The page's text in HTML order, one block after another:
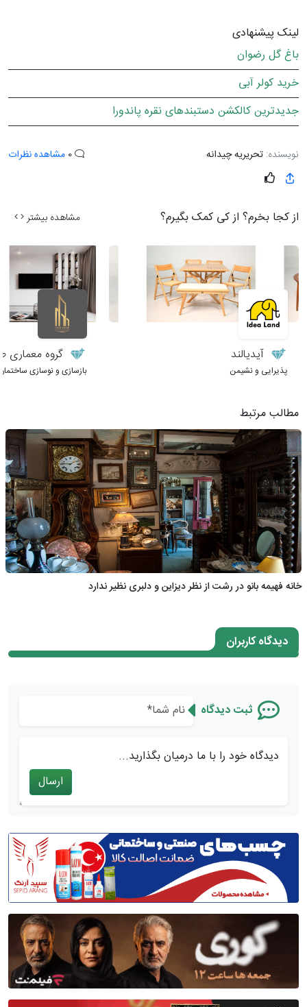
لینک پیشنهادی
باغ گل رضوان
خرید کولر آبی
جدیدترین کالکشن دستبندهای نقره پاندورا
نویسنده: تحریریه چیدانه مشاهده نظرات
از کجا بخرم؟ از کی کمک بگیرم؟ مشاهده بیشتر
آیدیالند
پذیرایی و نشیمن
گروه معماری
بازسازی و نوسازی
مطالب مرتبط
خانه فهیمه بانو در رشت از نظر دیزاین و دلبری نظیر ندارد
دیدگاه کاربران
ثبت دیدگاه
دیدگاه خود را با ما درمیان بگذارید...
ارسال